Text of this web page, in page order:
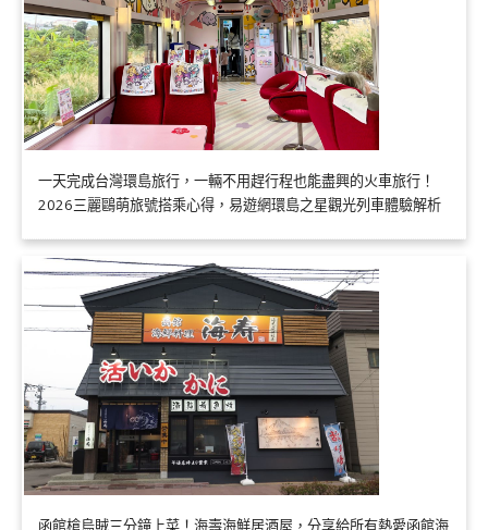
一天完成台灣環島旅行，一輛不用趕行程也能盡興的火車旅行！
2026三麗鷗萌旅號搭乘心得，易遊網環島之星觀光列車體驗解析
函館槍烏賊三分鐘上菜！海壽海鮮居酒屋，分享給所有熱愛函館海